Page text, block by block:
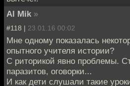
Al Mik »
#118 | 23.01.16 00:02
Мне одному показалась
опытного учителя истории?
С риторикой явно проблемы.
паразитов, оговорки...
И как дети слушали такие